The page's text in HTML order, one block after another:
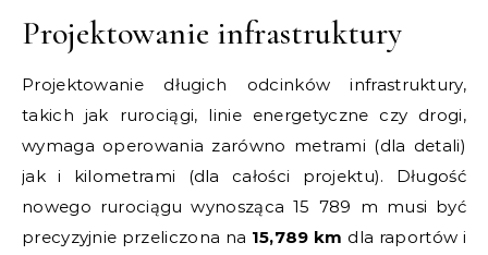
Projektowanie infrastruktury
Projektowanie długich odcinków infrastruktury,
takich jak rurociągi, linie energetyczne czy drogi,
wymaga operowania zarówno metrami (dla detali)
jak i kilometrami (dla całości projektu). Długość
nowego rurociągu wynosząca 15 789 m musi być
precyzyjnie przeliczona na 15,789 km dla raportów i